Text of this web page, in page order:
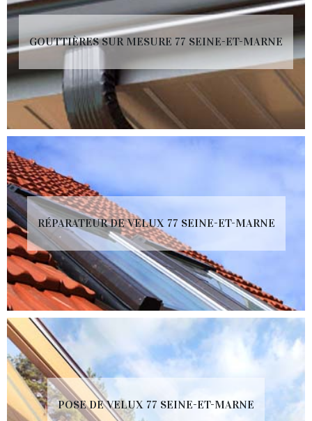
GOUTTIÈRES SUR MESURE 77 SEINE-ET-MARNE
RÉPARATEUR DE VELUX 77 SEINE-ET-MARNE
POSE DE VELUX 77 SEINE-ET-MARNE